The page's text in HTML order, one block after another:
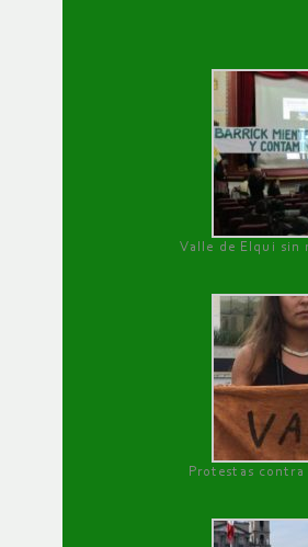
Valle de Elqui sin
Protestas contra